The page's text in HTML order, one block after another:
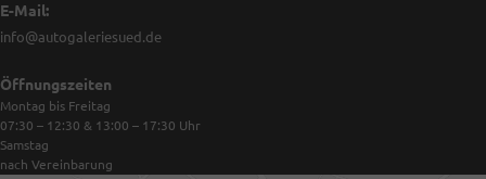
E-Mail:
info@autogaleriesued.de
Öffnungszeiten
Montag bis Freitag
07:30 – 12:30 & 13:00 – 17:30 Uhr
Samstag
nach Vereinbarung